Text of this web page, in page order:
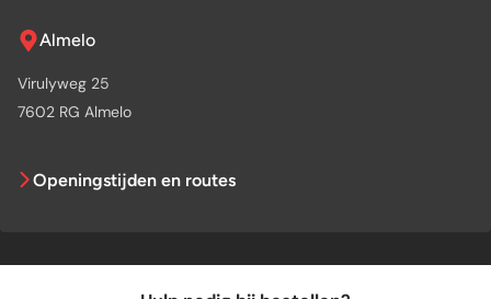
Almelo
Virulyweg 25
7602 RG Almelo
Openingstijden en routes